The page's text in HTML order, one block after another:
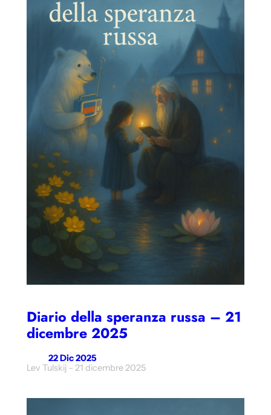
Diario della speranza russa – 21
dicembre 2025
22 Dic 2025
Lev Tulskij – 21 dicembre 2025